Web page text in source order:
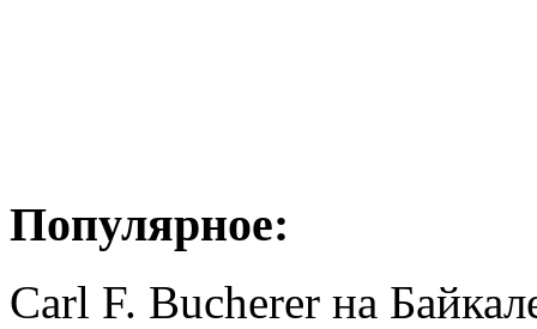
Популярное:
Carl F. Bucherer на